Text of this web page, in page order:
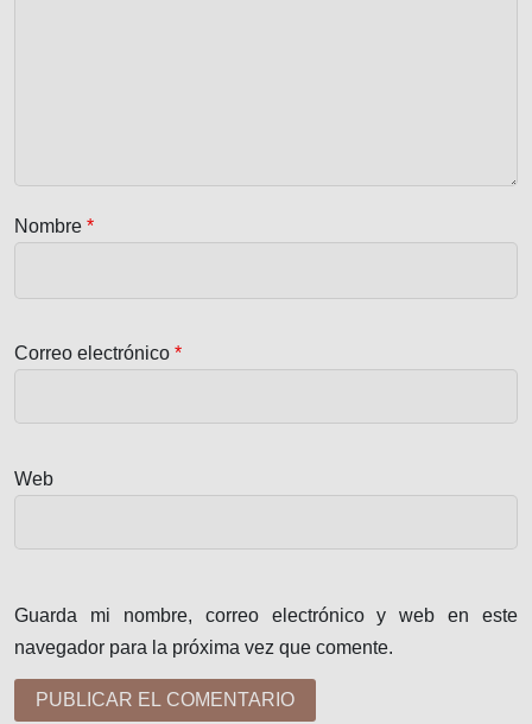
Nombre *
Correo electrónico *
Web
Guarda mi nombre, correo electrónico y web en este
navegador para la próxima vez que comente.